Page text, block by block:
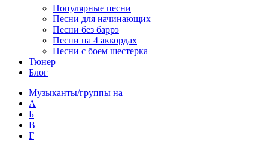
Популярные песни
Песни для начинающих
Песни без баррэ
Песни на 4 аккордах
Песни с боем шестерка
Тюнер
Блог
Музыканты/группы на
А
Б
В
Г